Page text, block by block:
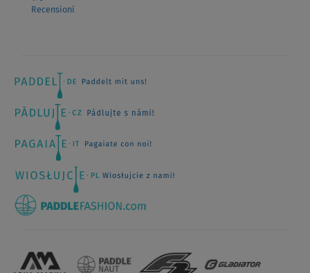
Recensioni